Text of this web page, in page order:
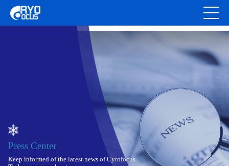
Press Center
Keep informed of the latest news of Cyrofocus